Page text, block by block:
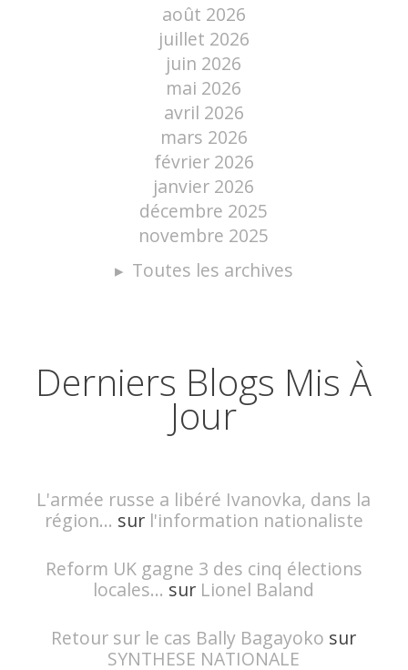
août 2026
juillet 2026
juin 2026
mai 2026
avril 2026
mars 2026
février 2026
janvier 2026
décembre 2025
novembre 2025
Toutes les archives
Derniers Blogs Mis À
Jour
L'armée russe a libéré Ivanovka, dans la
région... sur l'information nationaliste
Reform UK gagne 3 des cinq élections
locales... sur Lionel Baland
Retour sur le cas Bally Bagayoko sur
SYNTHESE NATIONALE